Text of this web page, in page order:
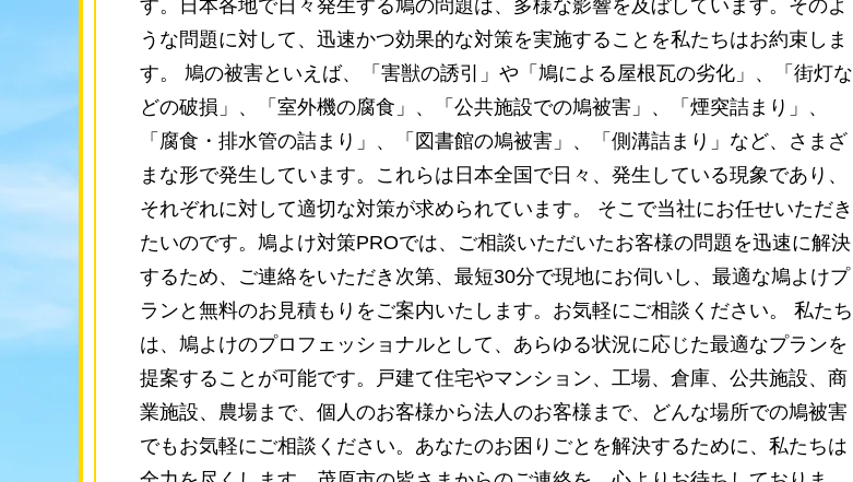
す。日本各地で日々発生する鳩の問題は、多様な影響を及ぼしています。そのよ
うな問題に対して、迅速かつ効果的な対策を実施することを私たちはお約束しま
す。 鳩の被害といえば、「害獣の誘引」や「鳩による屋根瓦の劣化」、「街灯な
どの破損」、「室外機の腐食」、「公共施設での鳩被害」、「煙突詰まり」、
「腐食・排水管の詰まり」、「図書館の鳩被害」、「側溝詰まり」など、さまざ
まな形で発生しています。これらは日本全国で日々、発生している現象であり、
それぞれに対して適切な対策が求められています。 そこで当社にお任せいただき
たいのです。鳩よけ対策PROでは、ご相談いただいたお客様の問題を迅速に解決
するため、ご連絡をいただき次第、最短30分で現地にお伺いし、最適な鳩よけプ
ランと無料のお見積もりをご案内いたします。お気軽にご相談ください。 私たち
は、鳩よけのプロフェッショナルとして、あらゆる状況に応じた最適なプランを
提案することが可能です。戸建て住宅やマンション、工場、倉庫、公共施設、商
業施設、農場まで、個人のお客様から法人のお客様まで、どんな場所での鳩被害
でもお気軽にご相談ください。あなたのお困りごとを解決するために、私たちは